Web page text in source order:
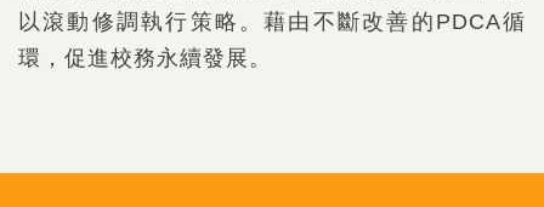
以滾動修調執行策略。藉由不斷改善的PDCA循
環，促進校務永續發展。